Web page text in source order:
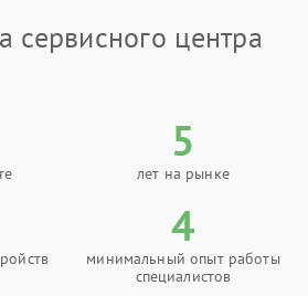
сервисного центра
5
лет на рынке
4
минимальный опыт работы
специалистов